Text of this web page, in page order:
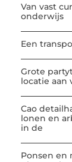
Van vast
onderwijs
Een
Grote
locatie aan
Cao
lonen en
in de
Ponsen en